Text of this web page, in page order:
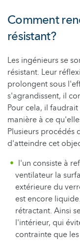
Comment
résistant?
Les ingénieurs se
résistant. Leur
prolongent sous
s'agrandissent, il
Pour cela, il
manière à ce
Plusieurs
d'atteindre cet
l'un consiste à
ventilateur la
extérieure du
est encore
rétractant. Ainsi
l'intérieur, qui
contrainte que